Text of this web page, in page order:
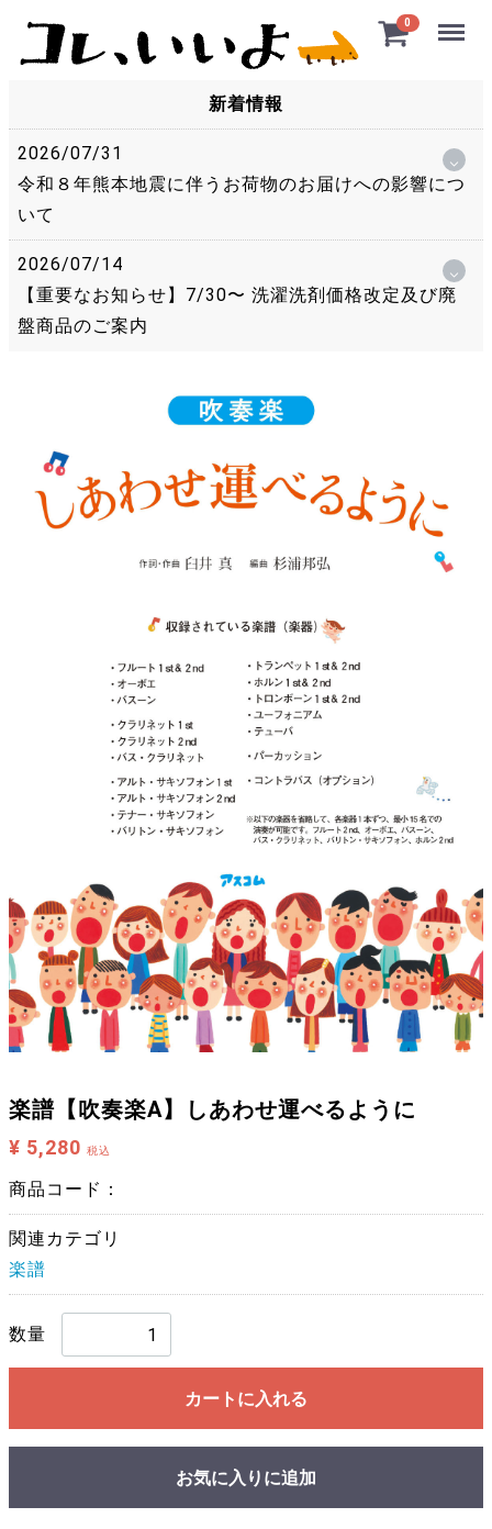
0
新着情報
2026/07/31
令和８年熊本地震に伴うお荷物のお届けへの影響につ
いて
2026/07/14
【重要なお知らせ】7/30〜 洗濯洗剤価格改定及び廃
盤商品のご案内
Menu
楽譜【吹奏楽A】しあわせ運べるように
¥ 5,280 税込
商品コード：
関連カテゴリ
楽譜
数量
カートに入れる
お気に入りに追加